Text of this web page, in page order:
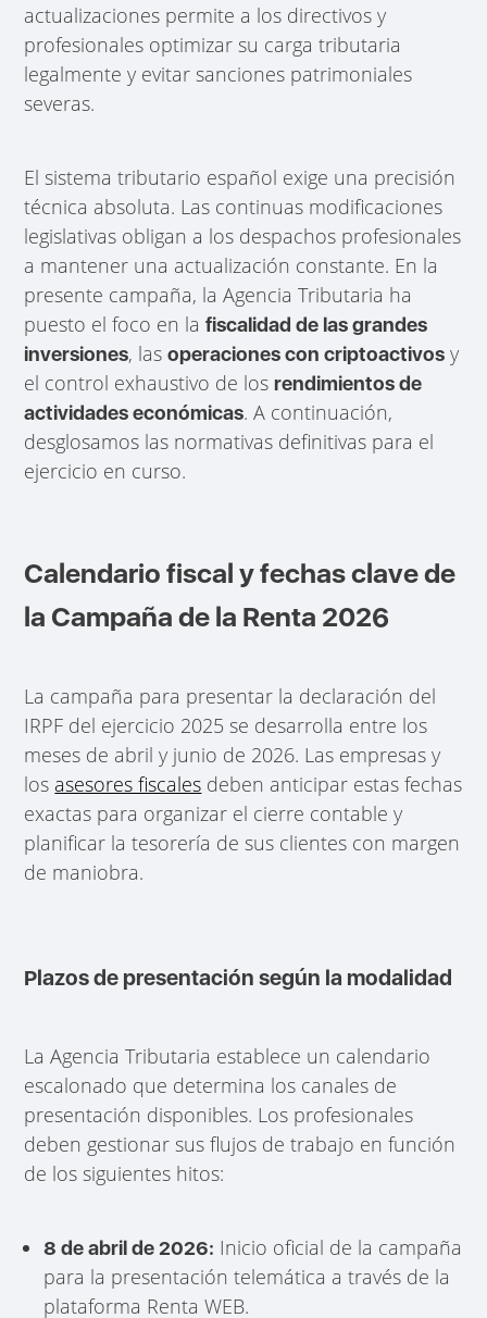
actualizaciones permite a los directivos y
profesionales optimizar su carga tributaria
legalmente y evitar sanciones patrimoniales
severas.
El sistema tributario español exige una precisión
técnica absoluta. Las continuas modificaciones
legislativas obligan a los despachos profesionales
a mantener una actualización constante. En la
presente campaña, la Agencia Tributaria ha
puesto el foco en lafiscalidad de las grandes
inversiones, lasoperaciones con criptoactivos y
el control exhaustivo de losrendimientos de
actividades económicas. A continuación,
desglosamos las normativas definitivas para el
ejercicio en curso.
Calendario fiscal y fechas clave de
la Campaña de la Renta 2026
La campaña para presentar la declaración del
IRPF del ejercicio 2025 se desarrolla entre los
meses de abril y junio de 2026. Las empresas y
los asesores fiscales deben anticipar estas fechas
exactas para organizar el cierre contable y
planificar la tesorería de sus clientes con margen
de maniobra.
Plazos de presentación según la modalidad
La Agencia Tributaria establece un calendario
escalonado que determina los canales de
presentación disponibles. Los profesionales
deben gestionar sus flujos de trabajo en función
de los siguientes hitos:
8 de abril de 2026: Inicio oficial de la campaña
para la presentación telemática a través de la
plataforma Renta WEB.